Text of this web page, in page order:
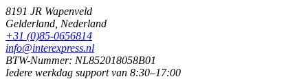
8191 JR Wapenveld
Gelderland, Nederland
+31 (0)85-0656814
info@interexpress.nl
BTW-Nummer: NL852018058B01
Iedere werkdag support van 8:30–17:00